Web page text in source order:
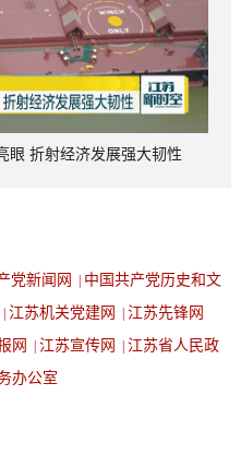
眼 折射经济发展强大韧性
党新闻网
中国共产党历史和文
江苏机关党建网
江苏先锋网
网 江苏宣传网
江苏省人民政
办公室